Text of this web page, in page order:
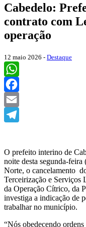
Cabedelo:
contrato com
operação
12 maio 2026 - Destaque
WhatsApp
Facebook
Email
O prefeito interino de
noite desta segunda-
Norte, o cancelamento
Terceirização e Serviços
da Operação Cítrico, da
investiga a indicação de
trabalhar no município.
“Nós obedecendo